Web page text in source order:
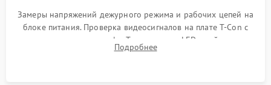
Замеры напряжений дежурного режима и рабочих цепей на
блоке питания. Проверка видеосигналов на плате T-Con с
помощью осциллографа. Тестирование LED-драйвера и
светодиодных планок подсветки мультиметром.
Подробнее